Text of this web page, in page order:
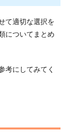
て適切な選択を
についてまとめ
考にしてみてく